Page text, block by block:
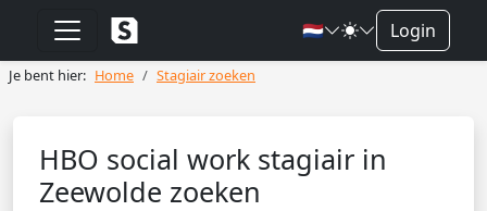
🇳🇱 Login
Je bent hier: Home Stagiair zoeken
HBO social work stagiair in
Zeewolde zoeken